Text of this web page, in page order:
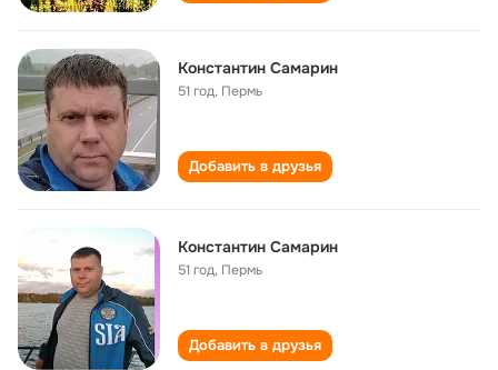
Константин Самарин
51 год, Пермь
Добавить в друзья
Константин Самарин
51 год, Пермь
Добавить в друзья